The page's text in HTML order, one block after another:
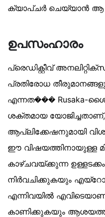
ക്യാപ്‌ചർ ചെയ്യാൻ ആ
ഉപസംഹാരം
പ്രെഡിക്റ്റീവ്
പ്രതിരോധ
എന്നത��� Rusaka-
ശക്തമായ
ആപ്ലിക്കേഷനുമായി
ഈ വിഷയത്തിനായുള്ള
കാഴ്ചവയ്ക്കുന്ന
നിർവചിക്കുകയും
എന്നിവയിൽ
കാണിക്കുകയും